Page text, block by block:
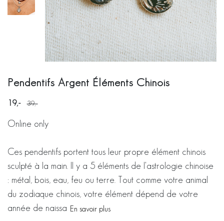
Pendentifs Argent Éléments Chinois
19 39
Online only
Ces pendentifs portent tous leur propre élément chinois
sculpté à la main. Il y a 5 éléments de l'astrologie chinoise
: métal, bois, eau, feu ou terre. Tout comme votre animal
du zodiaque chinois, votre élément dépend de votre
année de naissa En savoir plus